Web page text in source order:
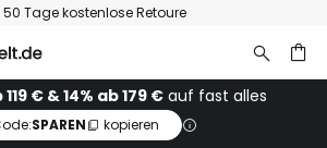
50 Tage kostenlose Retoure
119 € & 14% ab 179 € auf fast alles
SPAREN kopieren